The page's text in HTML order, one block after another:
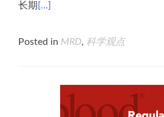
长期 […]
Posted in MRD, 科学观点